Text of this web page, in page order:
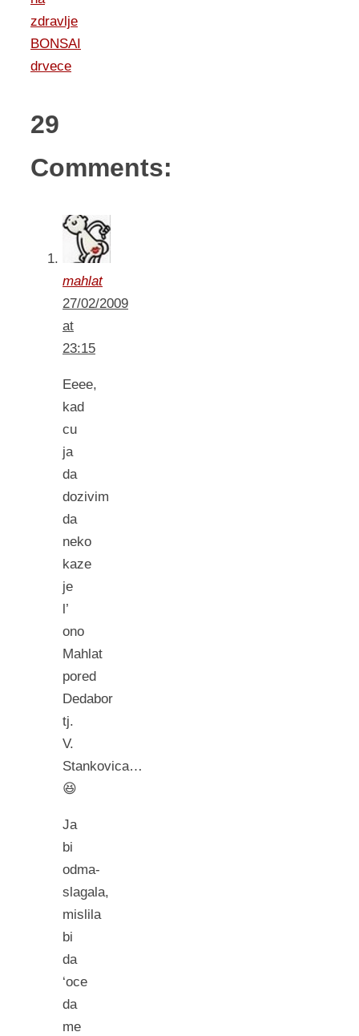
zdravlje
BONSAI
drvece
29
Comments:
mahlat
27/02/2009
at
23:15
Eeee,
kad
cu
ja
da
dozivim
da
neko
kaze
je
l’
ono
Mahlat
pored
Dedabor
tj.
V.
Stankovica…
😆
Ja
bi
odma-
slagala,
mislila
bi
da
‘oce
da
me